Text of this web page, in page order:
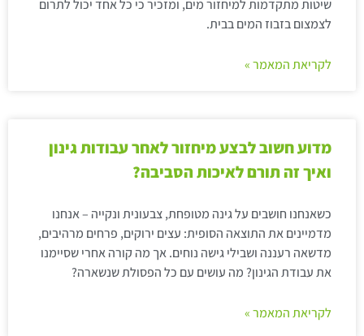
שיטות מתקדמות למיחזור מים, ומזכיר כי כל אחד יכול לתרום
לצמצום בזבוז המים בבית.
לקריאת המאמר »
מדוע חשוב לבצע מיחזור לאחר עבודות גינון
ואיך זה תורם לאיכות הסביבה?
כשאנחנו חושבים על גינה מטופחת, צבעונית ונקייה – אנחנו
מדמיינים את התוצאה הסופית: עצים ירוקים, פרחים מרהיבים,
מדשאה רעננה ושבילי גישה נוחים. אך מה קורה אחרי שסיימנו
את עבודת הגינון? מה עושים עם כל הפסולת שנשארה?
לקריאת המאמר »